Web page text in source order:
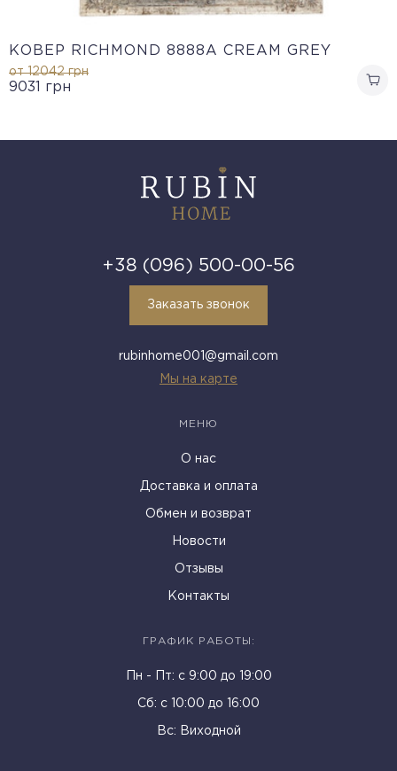
КОВЕР RICHMOND 8888A CREAM GREY
от 12042грн
9031 грн
+38 (096) 500-00-56
Заказать звонок
rubinhome001@gmail.com
Мы на карте
МЕНЮ
О нас
Доставка и оплата
Обмен и возврат
Новости
Отзывы
Контакты
ГРАФИК РАБОТЫ:
Пн - Пт: c 9:00 до 19:00
Cб: с 10:00 до 16:00
Вс: Виходной